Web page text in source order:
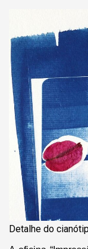
Detalhe do